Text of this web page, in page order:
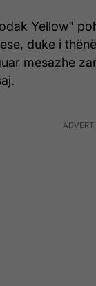
Yellow"
duke i
mesazhe